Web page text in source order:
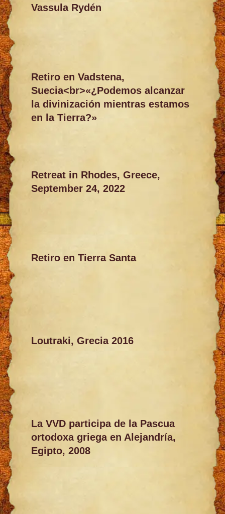
Vassula Rydén
Retiro en Vadstena,
Suecia<br>«¿Podemos alcanzar
la divinización mientras estamos
en la Tierra?»
Retreat in Rhodes, Greece,
September 24, 2022
Retiro en Tierra Santa
Loutraki, Grecia 2016
La VVD participa de la Pascua
ortodoxa griega en Alejandría,
Egipto, 2008